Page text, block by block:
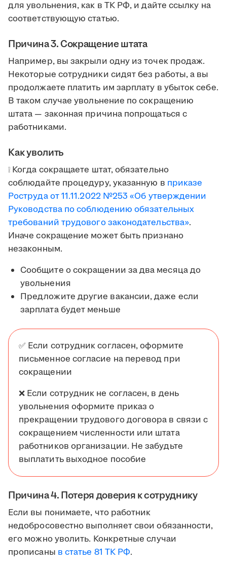
для увольнения, как в ТК РФ, и дайте ссылку на
соответствующую статью.
Причина 3. Сокращение штата
Например, вы закрыли одну из точек продаж.
Некоторые сотрудники сидят без работы, а вы
продолжаете платить им зарплату в убыток себе.
В таком случае увольнение по сокращению
штата — законная причина попрощаться с
работниками.
Как уволить
❕ Когда сокращаете штат, обязательно
соблюдайте процедуру, указанную в приказе
Роструда от 11.11.2022 №253 «Об утверждении
Руководства по соблюдению обязательных
требований трудового законодательства».
Иначе сокращение может быть признано
незаконным.
Сообщите о сокращении за два месяца до
увольнения
Предложите другие вакансии, даже если
зарплата будет меньше
✅ Если сотрудник согласен, оформите
письменное согласие на перевод при
сокращении
❌ Если сотрудник не согласен, в день
увольнения оформите приказ о
прекращении трудового договора в связи с
сокращением численности или штата
работников организации. Не забудьте
выплатить выходное пособие
Причина 4. Потеря доверия к сотруднику
Если вы понимаете, что работник
недобросовестно выполняет свои обязанности,
его можно уволить. Конкретные случаи
прописаны в статье 81 ТК РФ.